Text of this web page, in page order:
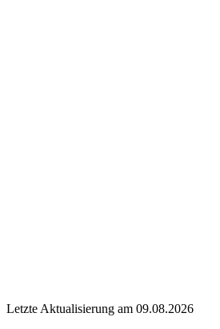
Letzte Aktualisierung am 09.08.2026